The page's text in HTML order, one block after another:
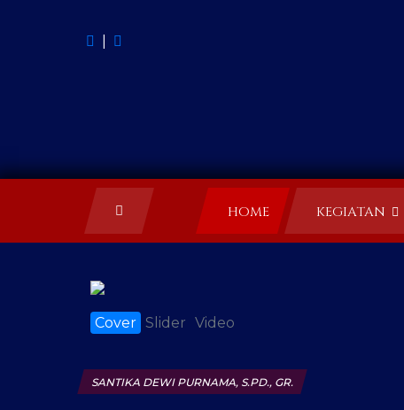
HOME KEGIATAN
Cover Slider Video
SANTIKA DEWI PURNAMA, S.PD., GR.